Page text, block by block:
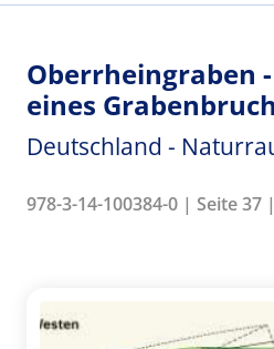
Oberrheingraben
eines
Deutschland -
978-3-14-100384-0 | Seite 37